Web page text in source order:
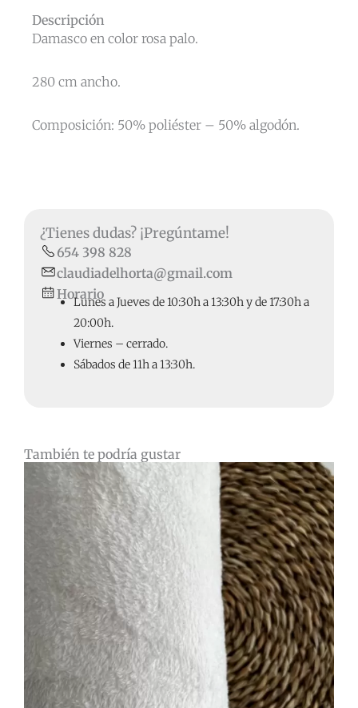
Descripción
Damasco en color rosa palo.
280 cm ancho.
Composición: 50% poliéster – 50% algodón.
¿Tienes dudas? ¡Pregúntame!
654 398 828
claudiadelhorta@gmail.com
Horario
Lunes a Jueves de 10:30h a 13:30h y de 17:30h a
20:00h.
Viernes – cerrado.
Sábados de 11h a 13:30h.
También te podría gustar